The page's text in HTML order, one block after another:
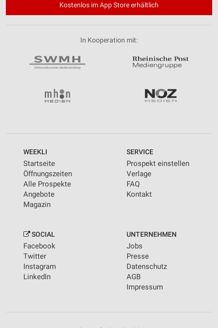
Kostenlos im App Store erhältlich
In Kooperation mit:
WEEKLI
Startseite
Öffnungszeiten
Alle Prospekte
Angebote
Magazin
SERVICE
Prospekt einstellen
Verlage
FAQ
Kontakt
SOCIAL
Facebook
Twitter
Instagram
LinkedIn
UNTERNEHMEN
Jobs
Presse
Datenschutz
AGB
Impressum